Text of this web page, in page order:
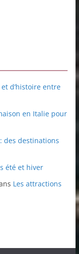
d’histoire entre
en Italie pour
des destinations
été et hiver
Les attractions